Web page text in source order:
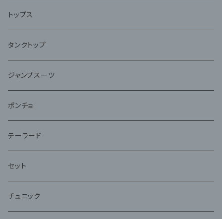
トップス
タンクトップ
ジャンプスーツ
ポンチョ
テーラード
セット
チュニック